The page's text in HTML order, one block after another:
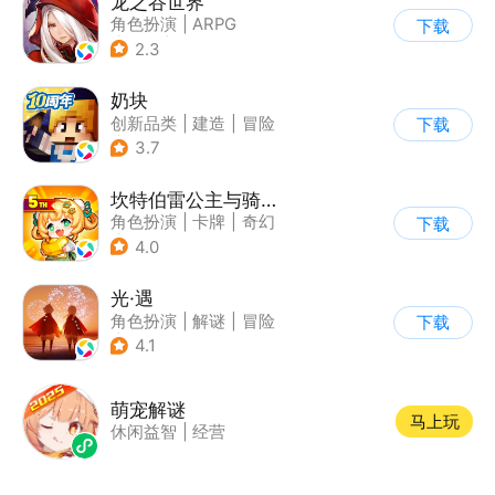
角色扮演
ARPG
| 奇幻
2.3
下载
奶块
创新品类 建造
冒险
| 开放世界
3.7
下载
坎特伯雷公主与骑士唤醒冠军之剑的奇幻冒险
角色扮演 卡牌
奇幻
| 剧情
4.0
下载
光·遇
角色扮演 解谜
冒险
| 开放世界
4.1
下载
萌宠解谜
休闲益智 经营
马上玩